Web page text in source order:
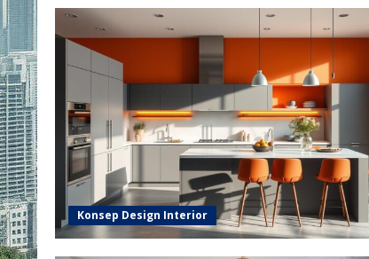
Konsep Design Interior